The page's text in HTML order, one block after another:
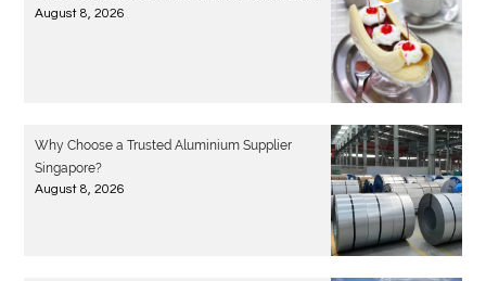
August 8, 2026
Why Choose a Trusted Aluminium Supplier
Singapore?
August 8, 2026